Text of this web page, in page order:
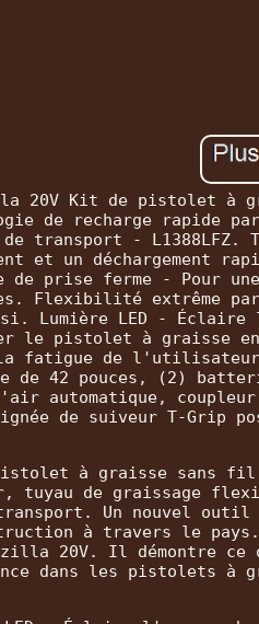
20V Kit de pistolet à
de recharge rapide
transport - L1388LFZ.
et un déchargement
de prise ferme - Pour
Flexibilité extrême
Lumière LED - Éclaire
le pistolet à graisse en
fatigue de
de 42 pouces, (2)
automatique,
de suiveur T-Grip
à graisse sans fil
tuyau de graissage
Un nouvel outil
à travers le
20V. Il démontre ce
dans les pistolets à